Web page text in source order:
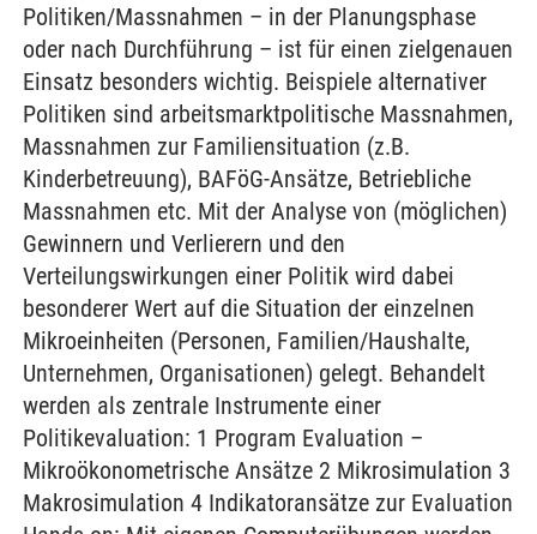
Politiken/Massnahmen – in der Planungsphase
oder nach Durchführung – ist für einen zielgenauen
Einsatz besonders wichtig. Beispiele alternativer
Politiken sind arbeitsmarktpolitische Massnahmen,
Massnahmen zur Familiensituation (z.B.
Kinderbetreuung), BAFöG-Ansätze, Betriebliche
Massnahmen etc. Mit der Analyse von (möglichen)
Gewinnern und Verlierern und den
Verteilungswirkungen einer Politik wird dabei
besonderer Wert auf die Situation der einzelnen
Mikroeinheiten (Personen, Familien/Haushalte,
Unternehmen, Organisationen) gelegt. Behandelt
werden als zentrale Instrumente einer
Politikevaluation: 1 Program Evaluation –
Mikroökonometrische Ansätze 2 Mikrosimulation 3
Makrosimulation 4 Indikatoransätze zur Evaluation